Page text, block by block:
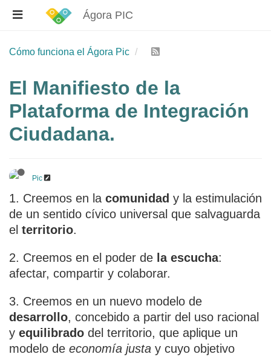
Ágora PIC
Cómo funciona el Ágora Pic
El Manifiesto de la
Plataforma de Integración
Ciudadana.
Pic
1. Creemos en la comunidad y la estimulación
de un sentido cívico universal que salvaguarda
el territorio.
2. Creemos en el poder de la escucha:
afectar, compartir y colaborar.
3. Creemos en un nuevo modelo de
desarrollo, concebido a partir del uso racional
y equilibrado del territorio, que aplique un
modelo de economía justa y cuyo objetivo